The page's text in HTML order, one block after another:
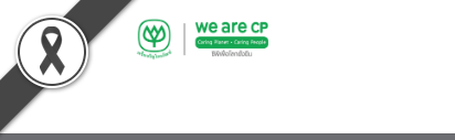
to
content